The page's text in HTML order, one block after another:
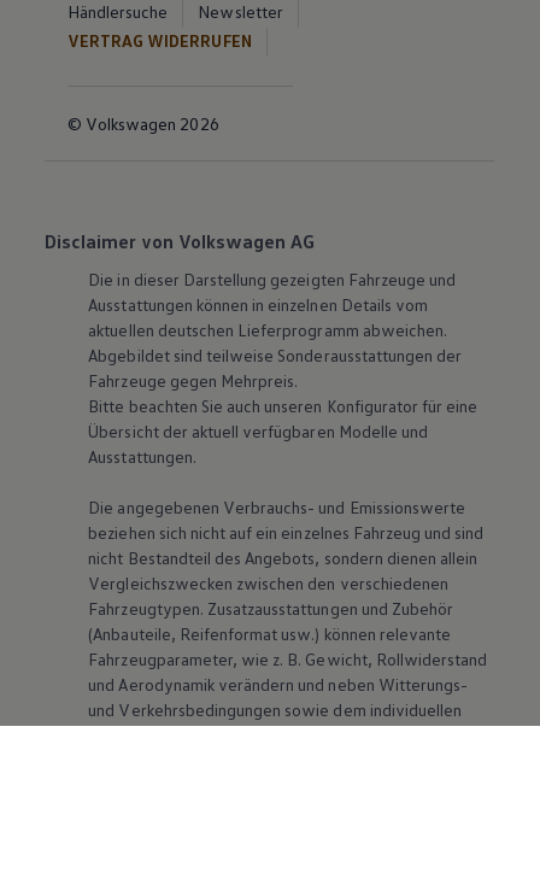
Händlersuche
Newsletter
VERTRAG WIDERRUFEN
© Volkswagen 2026
Disclaimer von Volkswagen AG
Die in dieser Darstellung gezeigten Fahrzeuge und
Ausstattungen können in einzelnen Details vom
aktuellen deutschen Lieferprogramm abweichen.
Abgebildet sind teilweise Sonderausstattungen der
Fahrzeuge gegen Mehrpreis.
Bitte beachten Sie auch unseren Konfigurator für eine
Übersicht der aktuell verfügbaren Modelle und
Ausstattungen.
Die angegebenen Verbrauchs- und Emissionswerte
beziehen sich nicht auf ein einzelnes Fahrzeug und sind
nicht Bestandteil des Angebots, sondern dienen allein
Vergleichszwecken zwischen den verschiedenen
Fahrzeugtypen. Zusatzausstattungen und Zubehör
(Anbauteile, Reifenformat usw.) können relevante
Fahrzeugparameter, wie z. B. Gewicht, Rollwiderstand
und Aerodynamik verändern und neben Witterungs-
und Verkehrsbedingungen sowie dem individuellen